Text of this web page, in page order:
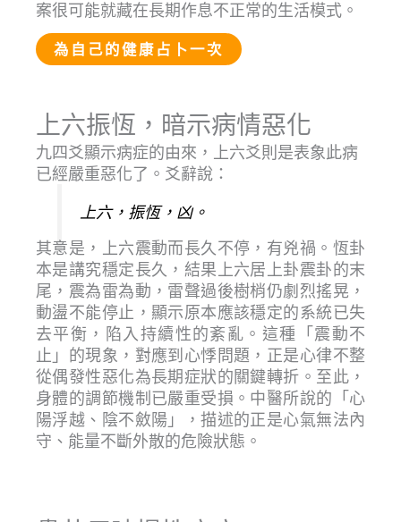
案很可能就藏在長期作息不正常的生活模式。
為自己的健康占卜一次
上六振恆，暗示病情惡化
九四爻顯示病症的由來，上六爻則是表象此病
已經嚴重惡化了。爻辭說：
上六，振恆，凶。
其意是，上六震動而長久不停，有兇禍。恆卦
本是講究穩定長久，結果上六居上卦震卦的末
尾，震為雷為動，雷聲過後樹梢仍劇烈搖晃，
動盪不能停止，顯示原本應該穩定的系統已失
去平衡，陷入持續性的紊亂。這種「震動不
止」的現象，對應到心悸問題，正是心律不整
從偶發性惡化為長期症狀的關鍵轉折。至此，
身體的調節機制已嚴重受損。中醫所說的「心
陽浮越、陰不斂陽」，描述的正是心氣無法內
守、能量不斷外散的危險狀態。